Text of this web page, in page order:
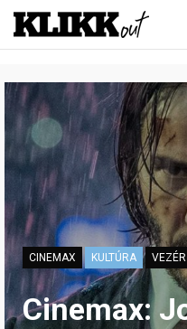
CINEMAX KULTÚRA VEZÉR
Cinemax: